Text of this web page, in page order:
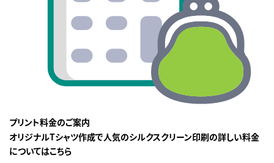
プリント料金のご案内
オリジナルTシャツ作成で人気のシルクスクリーン印刷の詳しい料金
についてはこちら